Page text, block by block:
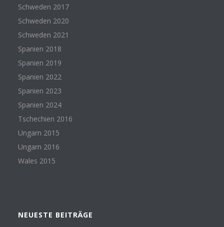
Schweden 2017
Schweden 2020
Schweden 2021
Spanien 2018
Spanien 2019
Spanien 2022
Spanien 2023
Spanien 2024
Tschechien 2016
Ungarn 2015
Ungarn 2016
Wales 2015
NEUESTE BEITRÄGE